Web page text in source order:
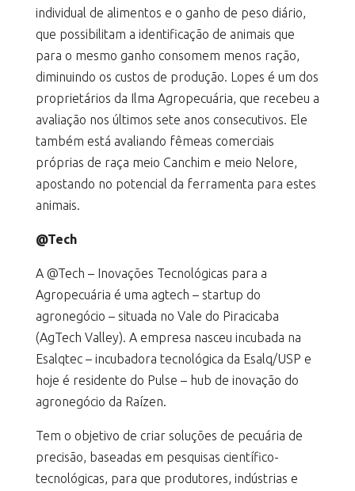
individual de alimentos e o ganho de peso diário,
que possibilitam a identificação de animais que
para o mesmo ganho consomem menos ração,
diminuindo os custos de produção. Lopes é um dos
proprietários da Ilma Agropecuária, que recebeu a
avaliação nos últimos sete anos consecutivos. Ele
também está avaliando fêmeas comerciais
próprias de raça meio Canchim e meio Nelore,
apostando no potencial da ferramenta para estes
animais.
@Tech
A @Tech – Inovações Tecnológicas para a
Agropecuária é uma agtech – startup do
agronegócio – situada no Vale do Piracicaba
(AgTech Valley). A empresa nasceu incubada na
Esalqtec – incubadora tecnológica da Esalq/USP e
hoje é residente do Pulse – hub de inovação do
agronegócio da Raízen.
Tem o objetivo de criar soluções de pecuária de
precisão, baseadas em pesquisas científico-
tecnológicas, para que produtores, indústrias e